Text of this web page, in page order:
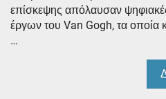
επίσκεψης απόλαυσαν
έργων του Van Gogh, τα οποία
…